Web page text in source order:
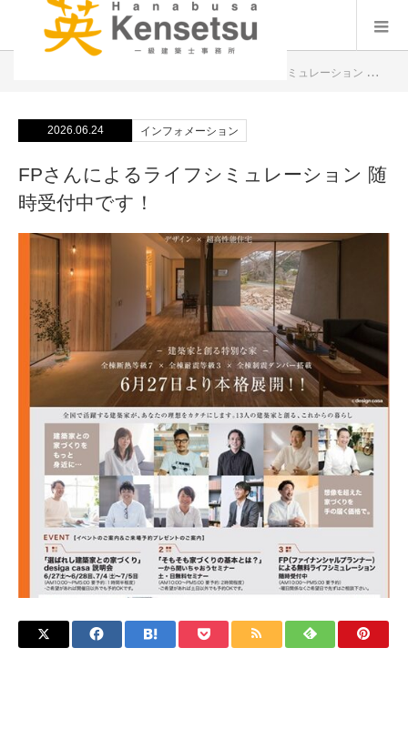
FPさんによるライフシミュレーション 随時受付中です！
2026.06.24 インフォメーション
FPさんによるライフシミュレーション 随
時受付中です！